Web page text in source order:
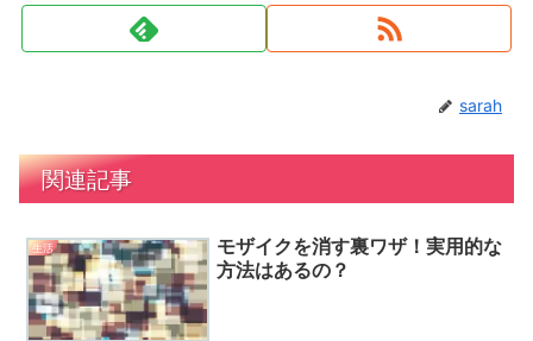
sarah
関連記事
生活
モザイクを消す裏ワザ！実用的な
方法はあるの？